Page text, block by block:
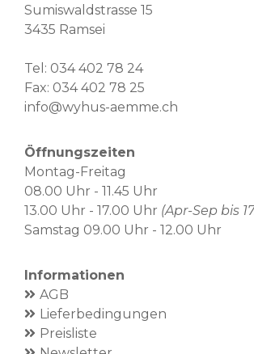
Sumiswaldstrasse 15
3435 Ramsei
Tel: 034 402 78 24
Fax: 034 402 78 25
info@wyhus-aemme.ch
Öffnungszeiten
Montag-Freitag
08.00 Uhr - 11.45 Uhr
13.00 Uhr - 17.00 Uhr (Apr-Sep bis
Samstag 09.00 Uhr - 12.00 Uhr
Informationen
AGB
Lieferbedingungen
Preisliste